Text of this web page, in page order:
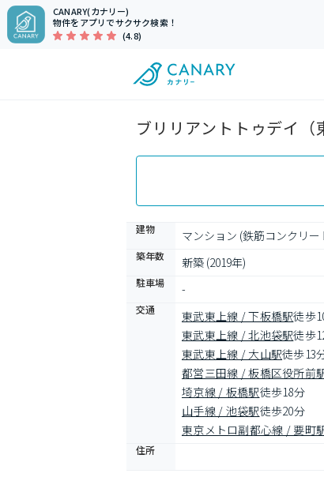
CANARY(カナリー)
物件をアプリでサクサク検索！
(4.8)
ブリリアントトゥデイ
建物 マンション (鉄筋コンクリー
築年数 新築 (2019年)
駐車場 -
交通 東武東上線 / 下板橋駅徒歩
東武東上線 / 北池袋駅徒歩
東武東上線 / 大山駅徒歩13
都営三田線 / 板橋区役所前
埼京線 / 板橋駅徒歩18分
山手線 / 池袋駅徒歩20分
東京メトロ副都心線 / 要町
住所